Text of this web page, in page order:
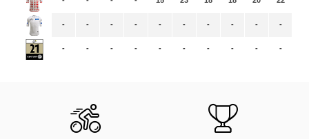
-
-
-
-
-
-
-
-
-
-
-
-
-
-
-
-
-
-
-
-